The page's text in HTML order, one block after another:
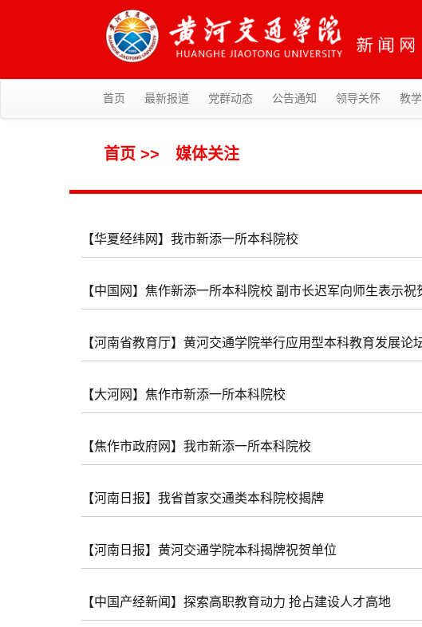
首页 最新报道 党群动态 公告通知 领导关怀 教
首页 >> 媒体关注
【华夏经纬网】我市新添一所本科院校
【中国网】焦作新添一所本科院校 副市长迟军向师生表示祝
【河南省教育厅】黄河交通学院举行应用型本科教育发展论
【大河网】焦作市新添一所本科院校
【焦作市政府网】我市新添一所本科院校
【河南日报】我省首家交通类本科院校揭牌
【河南日报】黄河交通学院本科揭牌祝贺单位
【中国产经新闻】探索高职教育动力 抢占建设人才高地